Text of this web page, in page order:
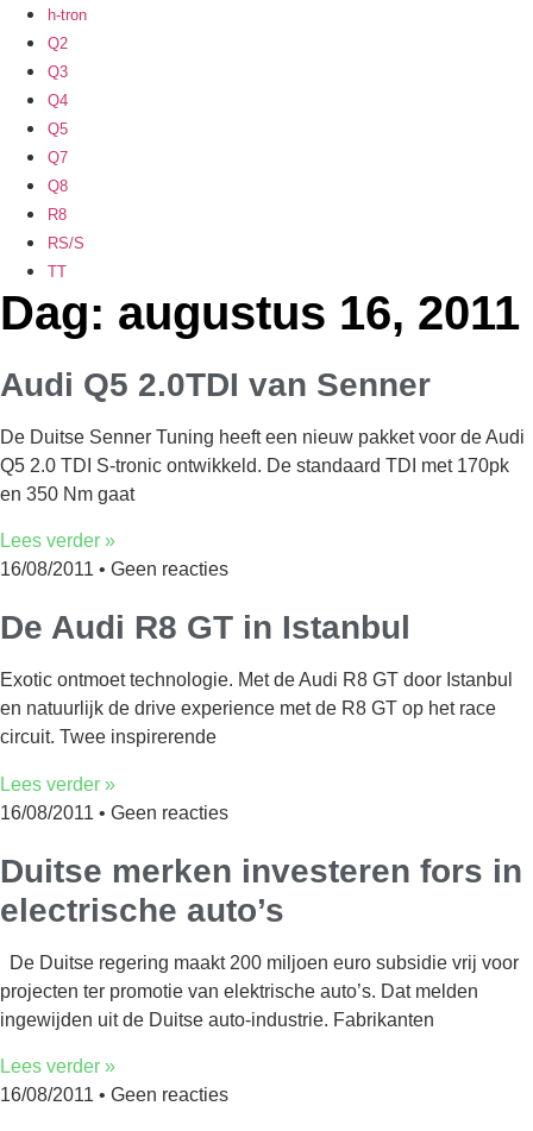
h-tron
Q2
Q3
Q4
Q5
Q7
Q8
R8
RS/S
TT
Dag: augustus 16, 2011
Audi Q5 2.0TDI van Senner
De Duitse Senner Tuning heeft een nieuw pakket voor de Audi
Q5 2.0 TDI S-tronic ontwikkeld. De standaard TDI met 170pk
en 350 Nm gaat
Lees verder »
16/08/2011
Geen reacties
De Audi R8 GT in Istanbul
Exotic ontmoet technologie. Met de Audi R8 GT door Istanbul
en natuurlijk de drive experience met de R8 GT op het race
circuit. Twee inspirerende
Lees verder »
16/08/2011
Geen reacties
Duitse merken investeren fors in
electrische auto’s
De Duitse regering maakt 200 miljoen euro subsidie vrij voor
projecten ter promotie van elektrische auto’s. Dat melden
ingewijden uit de Duitse auto-industrie. Fabrikanten
Lees verder »
16/08/2011
Geen reacties